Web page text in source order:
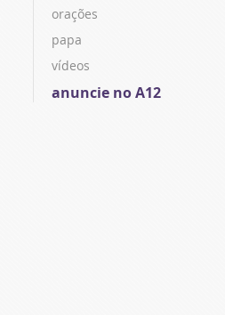
orações
papa
vídeos
anuncie no A12